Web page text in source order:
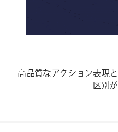
高品質なアクション表現と
区別が